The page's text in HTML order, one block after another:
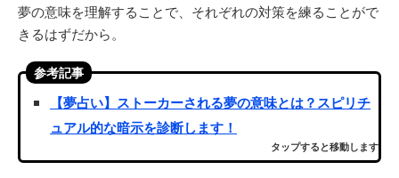
夢の意味を理解することで、それぞれの対策を練ることがで
きるはずだから。
参考記事
【夢占い】ストーカーされる夢の意味とは？スピリチ
ュアル的な暗示を診断します！
タップすると移動します